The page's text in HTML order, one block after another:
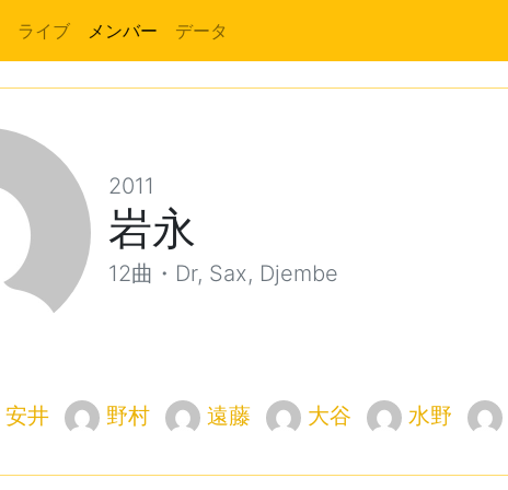
ライブ メンバー データ
2011
岩永
12曲・Dr, Sax, Djembe
安井 野村 遠藤 大谷 水野